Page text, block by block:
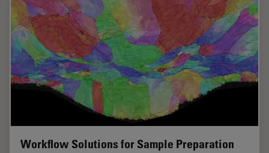
Workflow Solutions for Sample Preparation